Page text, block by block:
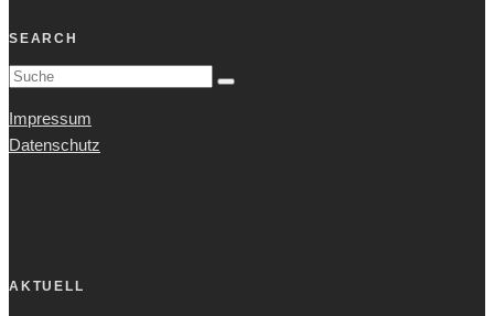
SEARCH
Impressum
Datenschutz
AKTUELL